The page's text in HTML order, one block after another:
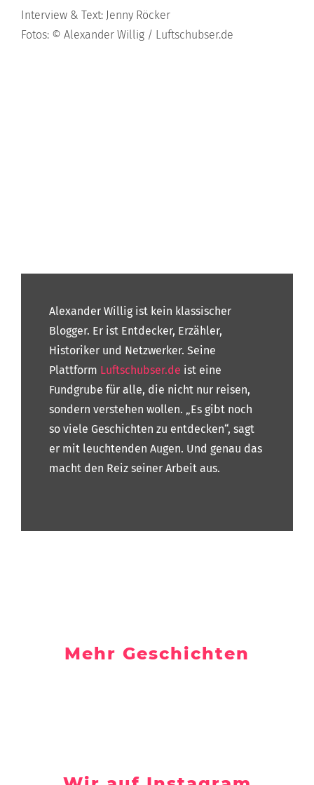
Interview & Text: Jenny Röcker
Fotos: © Alexander Willig / Luftschubser.de
Alexander Willig ist kein klassischer
Blogger. Er ist Entdecker, Erzähler,
Historiker und Netzwerker. Seine
Plattform Luftschubser.de ist eine
Fundgrube für alle, die nicht nur reisen,
sondern verstehen wollen. „Es gibt noch
so viele Geschichten zu entdecken“, sagt
er mit leuchtenden Augen. Und genau das
macht den Reiz seiner Arbeit aus.
Mehr Geschichten